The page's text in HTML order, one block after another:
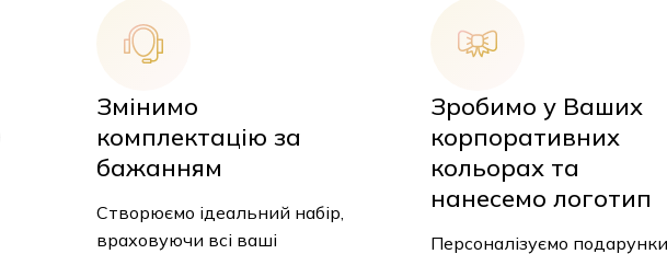
комплектацію за
бажанням
Створюємо ідеальний
набір, враховуючи всі ваші
побажання.
корпоративних
кольорах та
нанесемо логотип
Персоналізуємо подарунки
відповідно до вашого